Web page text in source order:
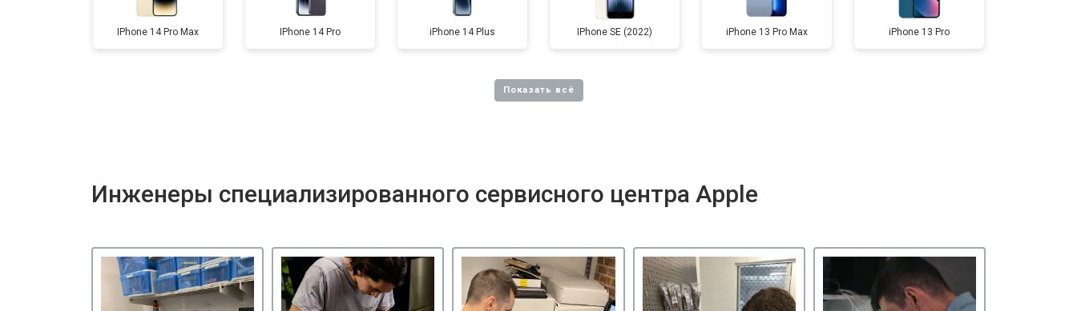
IPhone 14 Pro Max IPhone 14 Pro iPhone 14 Plus IPhone SE (2022) iPhone 13 Pro Max iPhone 13 Pro
Инженеры специализированного сервисного центра Apple